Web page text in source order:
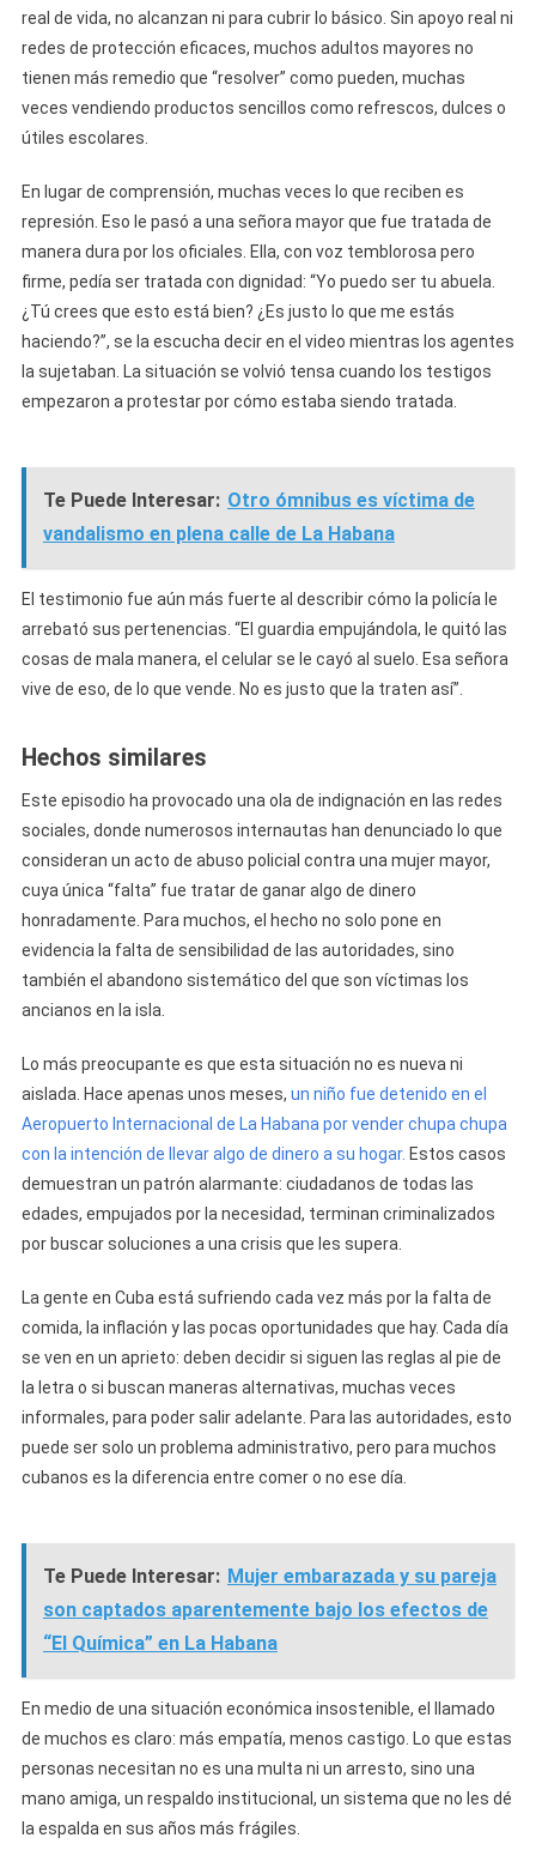
real de vida, no alcanzan ni para cubrir lo básico. Sin apoyo real ni
redes de protección eficaces, muchos adultos mayores no
tienen más remedio que “resolver” como pueden, muchas
veces vendiendo productos sencillos como refrescos, dulces o
útiles escolares.
En lugar de comprensión, muchas veces lo que reciben es
represión. Eso le pasó a una señora mayor que fue tratada de
manera dura por los oficiales. Ella, con voz temblorosa pero
firme, pedía ser tratada con dignidad: “Yo puedo ser tu abuela.
¿Tú crees que esto está bien? ¿Es justo lo que me estás
haciendo?”, se la escucha decir en el video mientras los agentes
la sujetaban. La situación se volvió tensa cuando los testigos
empezaron a protestar por cómo estaba siendo tratada.
Te Puede Interesar: Otro ómnibus es víctima de
vandalismo en plena calle de La Habana
El testimonio fue aún más fuerte al describir cómo la policía le
arrebató sus pertenencias. “El guardia empujándola, le quitó las
cosas de mala manera, el celular se le cayó al suelo. Esa señora
vive de eso, de lo que vende. No es justo que la traten así”.
Hechos similares
Este episodio ha provocado una ola de indignación en las redes
sociales, donde numerosos internautas han denunciado lo que
consideran un acto de abuso policial contra una mujer mayor,
cuya única “falta” fue tratar de ganar algo de dinero
honradamente. Para muchos, el hecho no solo pone en
evidencia la falta de sensibilidad de las autoridades, sino
también el abandono sistemático del que son víctimas los
ancianos en la isla.
Lo más preocupante es que esta situación no es nueva ni
aislada. Hace apenas unos meses, un niño fue detenido en el
Aeropuerto Internacional de La Habana por vender chupa chupa
con la intención de llevar algo de dinero a su hogar. Estos casos
demuestran un patrón alarmante: ciudadanos de todas las
edades, empujados por la necesidad, terminan criminalizados
por buscar soluciones a una crisis que les supera.
La gente en Cuba está sufriendo cada vez más por la falta de
comida, la inflación y las pocas oportunidades que hay. Cada día
se ven en un aprieto: deben decidir si siguen las reglas al pie de
la letra o si buscan maneras alternativas, muchas veces
informales, para poder salir adelante. Para las autoridades, esto
puede ser solo un problema administrativo, pero para muchos
cubanos es la diferencia entre comer o no ese día.
Te Puede Interesar: Mujer embarazada y su pareja
son captados aparentemente bajo los efectos de
“El Química” en La Habana
En medio de una situación económica insostenible, el llamado
de muchos es claro: más empatía, menos castigo. Lo que estas
personas necesitan no es una multa ni un arresto, sino una
mano amiga, un respaldo institucional, un sistema que no les dé
la espalda en sus años más frágiles.